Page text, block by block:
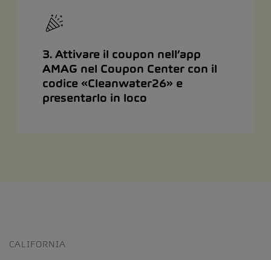
3. Attivare il coupon nell’app
AMAG nel Coupon Center con il
codice «Cleanwater26» e
presentarlo in loco
CALIFORNIA